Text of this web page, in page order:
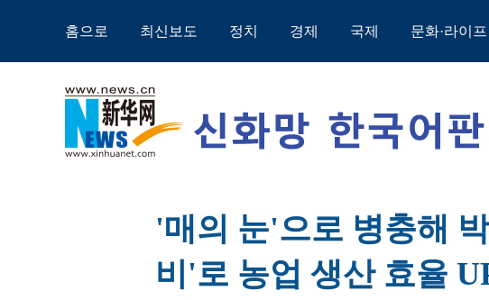
홈으로 최신보도 정치 경제 국제 문화·라이프
'매의 눈'으로 병충해
비'로 농업 생산 효율